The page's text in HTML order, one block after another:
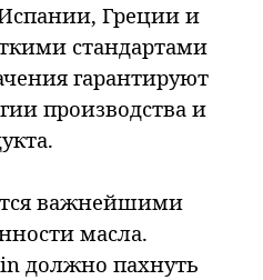
Греции и
стандартами
гарантируют
производства и
важнейшими
масла.
должно пахнуть